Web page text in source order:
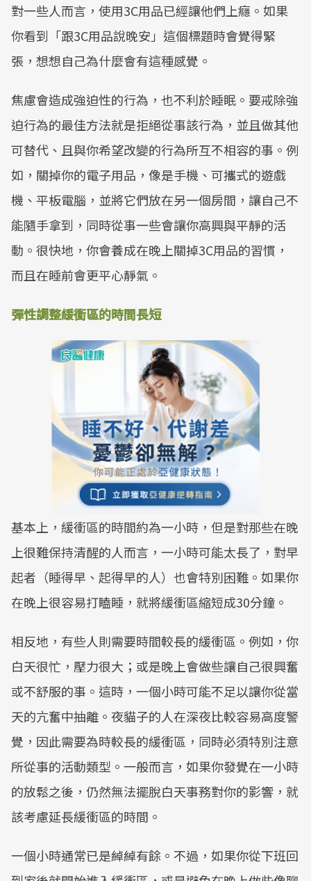
對一些人而言，使用3C用品已經讓他們上癮。如果
你看到「跟3C用品說晚安」這個標題時會覺得緊
張，想想自己為什麼會有這種感覺。
焦慮會造成強迫性的行為，也不利於睡眠。要戒除強
迫行為的最佳方法就是拒絕從事該行為，並且做其他
可替代、且與你希望改變的行為所互不相容的事。例
如，關掉你的電子用品，像是手機、可攜式的遊戲
機、平板電腦，並將它們放在另一個房間，讓自己不
能隨手拿到，同時從事一些會讓你高興與平靜的活
動。很快地，你會養成在晚上關掉3C用品的習慣，
而且在睡前會更平心靜氣。
彈性調整緩衝區的時間長短
基本上，緩衝區的時間約為一小時，但是對那些在晚
上很難保持清醒的人而言，一小時可能太長了，對早
起者（睡得早、起得早的人）也會特別困難。如果你
在晚上很容易打瞌睡，就將緩衝區縮短成30分鐘。
相反地，有些人則需要時間較長的緩衝區。例如，你
白天很忙，壓力很大；或是晚上會做些讓自己很興奮
或不舒服的事。這時，一個小時可能不足以讓你從當
天的亢奮中抽離。夜貓子的人在深夜比較容易高度警
覺，因此需要為時較長的緩衝區，同時必須特別注意
所從事的活動類型。一般而言，如果你發覺在一小時
的放鬆之後，仍然無法擺脫白天事務對你的影響，就
該考慮延長緩衝區的時間。
一個小時通常已是綽綽有餘。不過，如果你從下班回